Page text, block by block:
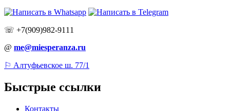
☏ +7(909)982-9111
@ me@miesperanza.ru
⚐ Алтуфьевское ш. 77/1
Быстрые ссылки
Контакты